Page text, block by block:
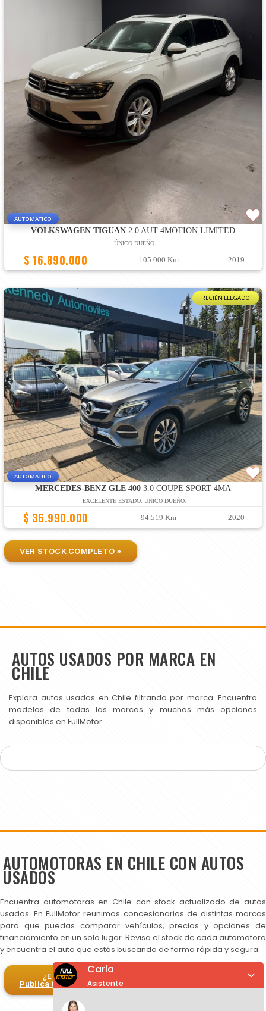
AUTOMATICO
VOLKSWAGEN TIGUAN2.0 AUT 4MOTION LIMITED
ÚNICO DUEÑO
$ 16.890.000 105.000 Km 2019
RECIÉN LLEGADO
AUTOMATICO
MERCEDES-BENZ GLE 4003.0 COUPE SPORT 4MA
EXCELENTE ESTADO. UNICO DUEÑO.
$ 36.990.000 94.519 Km 2020
VER STOCK COMPLETO »
AUTOS USADOS POR MARCA EN
CHILE
Explora autos usados en Chile filtrando por marca. Encuentra
modelos de todas las marcas y muchas más opciones
disponibles en FullMotor.
AUTOMOTORAS EN CHILE CON AUTOS
USADOS
Encuentra automotoras en Chile con stock actualizado de autos
usados. En FullMotor reunimos concesionarios de distintas marcas
para que puedas comparar vehículos, precios y opciones de
financiamiento en un solo lugar. Revisa el stock de cada automotora
y encuentra el auto que estás buscando de forma rápida y segura.
¿Eres automotora?
Publica tus autos en FullMotor
Carla
Asistente